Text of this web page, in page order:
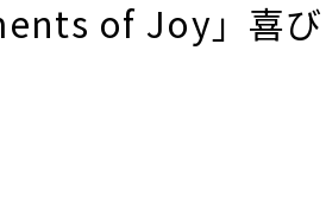
of Joy」喜び